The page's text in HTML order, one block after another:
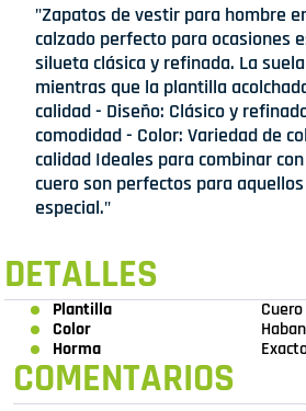
"Zapatos de vestir para hombre
calzado perfecto para ocasiones
silueta clásica y refinada. La
mientras que la plantilla
calidad - Diseño: Clásico y
comodidad - Color: Variedad de
calidad Ideales para combinar
cuero son perfectos para
especial."
DETALLES
Plantilla
Cuero
Color
Horma
COMENTARIOS